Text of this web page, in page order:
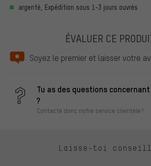
argenté, Expédition sous 1-3 jours ouvrés
ÉVALUER CE
Soyez le premier et laisser votre
Tu as des questions
?
Contacte donc notre service clientèle !
Laisse-toi